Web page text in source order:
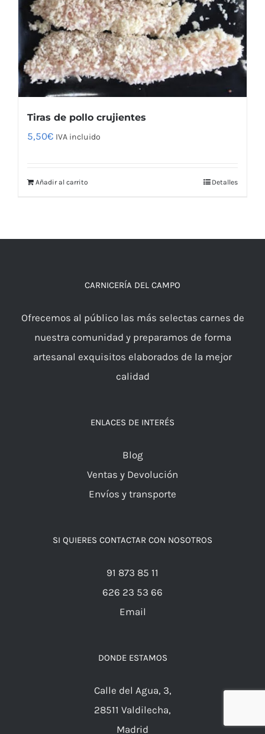
Tiras de pollo crujientes
5,50€ IVA incluido
Añadir al carrito Detalles
CARNICERÍA DEL CAMPO
Ofrecemos al público las más selectas carnes de
nuestra comunidad y preparamos de forma
artesanal exquisitos elaborados de la mejor
calidad
ENLACES DE INTERÉS
Blog
Ventas y Devolución
Envíos y transporte
SI QUIERES CONTACTAR CON NOSOTROS
91 873 85 11
626 23 53 66
Email
DONDE ESTAMOS
Calle del Agua, 3,
28511 Valdilecha,
Madrid